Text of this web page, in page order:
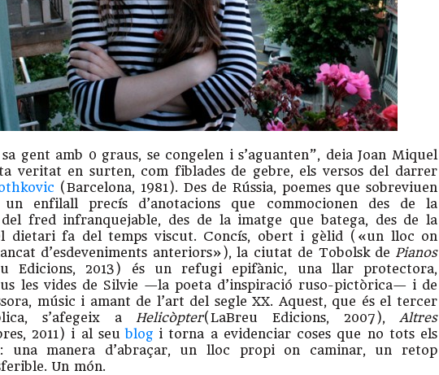
gent amb 0 graus, se congelen i s’aguanten”, deia Joan Miquel
veritat en surten, com fiblades de gebre, els versos del darrer
(Barcelona, 1981). Des de Rússia, poemes que sobreviuen
enfilall precís d’anotacions que commocionen des de la
del fred infranquejable, des de la imatge que batega, des de la
dietari fa del temps viscut. Concís, obert i gèlid («un lloc on
d’esdeveniments anteriors»), la ciutat de Tobolsk de Pianos
Edicions, 2013) és un refugi epifànic, una llar protectora,
les vides de Silvie —la poeta d’inspiració ruso-pictòrica— i de
músic i amant de l’art del segle XX. Aquest, que és el tercer
s’afegeix a Helicòpter(LaBreu Edicions, 2007), Altres
2011) i al seublog i torna a evidenciar coses que no tots els
una manera d’abraçar, un lloc propi on caminar, un retop
Un món.